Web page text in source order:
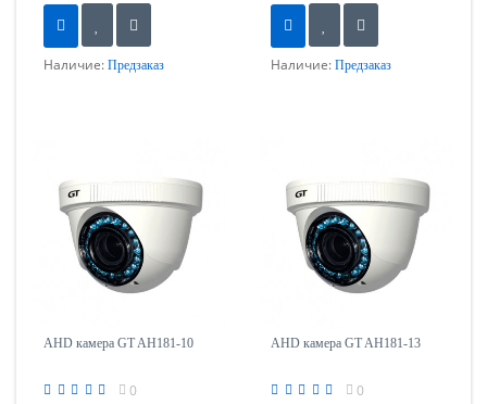
Наличие: Предзаказ Наличие: Предзаказ
AHD камера GT AH181-10
0
AHD камера GT AH181-13
0